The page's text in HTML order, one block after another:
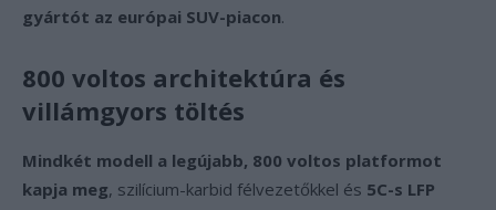
gyártót az európai SUV-piacon.
800 voltos architektúra és
villámgyors töltés
Mindkét modell a legújabb, 800 voltos platformot
kapja meg, szilícium-karbid félvezetőkkel és 5C-s LFP